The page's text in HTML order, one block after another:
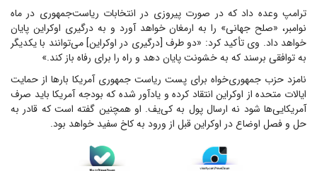
ترامپ وعده داد که در صورت پیروزی در انتخابات ریاست‌جمهوری در ماه
نوامبر، «صلح جهانی» را به ارمغان خواهد آورد و به درگیری اوکراین پایان
خواهد داد. وی تأکید کرد: «دو طرف [درگیری در اوکراین] می‌توانند با یکدیگر
به توافقی برسند که به خشونت پایان دهد و راه را برای رفاه باز کند.»
نامزد حزب جمهوری‌خواه برای پست ریاست جمهوری آمریکا بارها از حمایت
ایالات متحده از اوکراین انتقاد کرده و یادآور شده که بودجه آمریکا باید صرف
آمریکایی‌ها شود نه ارسال پول به کی‌یف. او همچنین گفته است که قادر به
حل و فصل اوضاع در اوکراین قبل از ورود به کاخ سفید خواهد بود.